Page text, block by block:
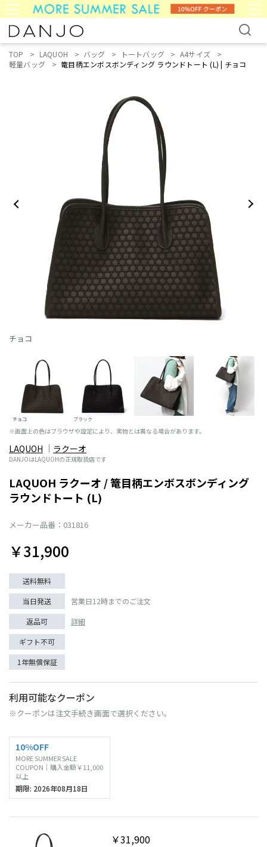
TOP LAQUOH バッグ トートバッグ
A4サイズ
軽量バッグ
篭目柄エンボスボンディング ラウンドトート (L) | チョコ
チョコ
チョコ ブラック
※画面上の色はブラウザや設定により、実物とは異なる場合があります。
LAQUOH ラクーオ
DANJOはLAQUOHの正規取扱店です
LAQUOH ラクーオ / 篭目柄エンボスボンディング
ラウンドトート (L)
メーカー品番：031816
￥31,900
送料無料
当日発送
営業日12時までのご注文
返品可
詳細
ギフト不可
1年無償保証
利用可能なクーポン
※クーポンは注文手続き画面で選択ください。
10%OFF
MORE SUMMER SALE
COUPON｜購入金額￥11,000
以上
期限: 2026年08月18日
￥31,900